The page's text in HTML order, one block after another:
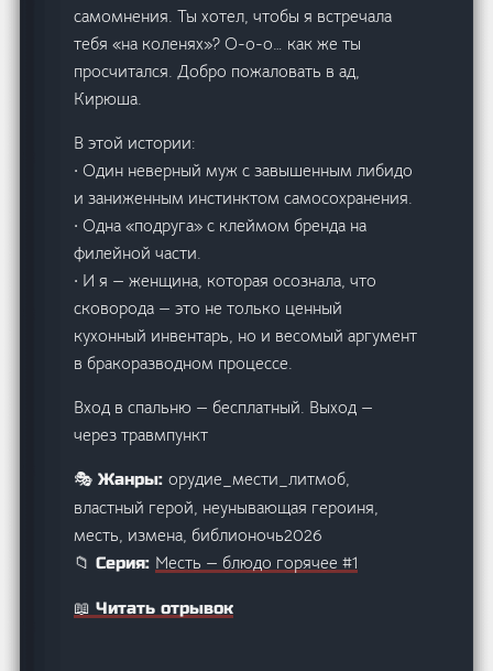
самомнения. Ты хотел, чтобы я встречала
тебя «на коленях»? О-о-о… как же ты
просчитался. Добро пожаловать в ад,
Кирюша.
В этой истории:
· Один неверный муж с завышенным либидо
и заниженным инстинктом самосохранения.
· Одна «подруга» с клеймом бренда на
филейной части.
· И я — женщина, которая осознала, что
сковорода — это не только ценный
кухонный инвентарь, но и весомый аргумент
в бракоразводном процессе.
Вход в спальню — бесплатный. Выход —
через травмпункт
🎭 Жанры:орудие_мести_литмоб,
властный герой, неунывающая героиня,
месть, измена, библионочь2026
📁 Серия: Месть — блюдо горячее #1
📖 Читать отрывок